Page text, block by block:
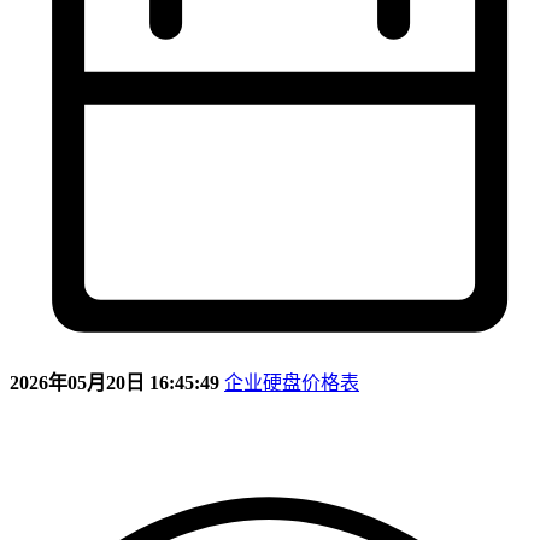
2026年05月20日 16:45:49 企业硬盘价格表